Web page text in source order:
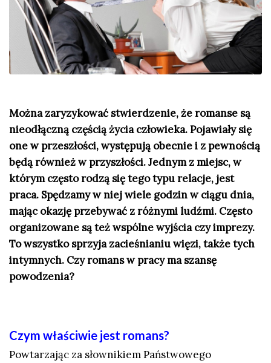
Można zaryzykować stwierdzenie, że romanse są
nieodłączną częścią życia człowieka. Pojawiały się
one w przeszłości, występują obecnie i z pewnością
będą również w przyszłości. Jednym z miejsc, w
którym często rodzą się tego typu relacje, jest
praca. Spędzamy w niej wiele godzin w ciągu dnia,
mając okazję przebywać z różnymi ludźmi. Często
organizowane są też wspólne wyjścia czy imprezy.
To wszystko sprzyja zacieśnianiu więzi, także tych
intymnych. Czy romans w pracy ma szansę
powodzenia?
Czym właściwie jest romans?
Powtarzając za słownikiem Państwowego